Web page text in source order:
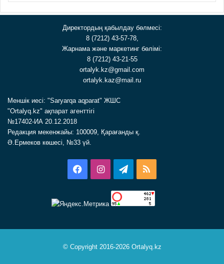
Директордың қабылдау бөлмесі:
8 (7212) 43-57-78,
Жарнама және маркетинг бөлімі:
8 (7212) 43-21-55
ortalyk.kz@gmail.com
ortalyk.kaz@mail.ru
Меншік иесі: "Saryarqa aqparat" ЖШС
"Ortalyq.kz" ақпарат агенттігі
№17402-ИА 20.12.2018
Редакция мекенжайы: 100009, Қарағанды қ.
Ә.Ермеков көшесі, №33 үй.
FacebookInstagramTelegram
© Copyright 2016-2026 Ortalyq.kz